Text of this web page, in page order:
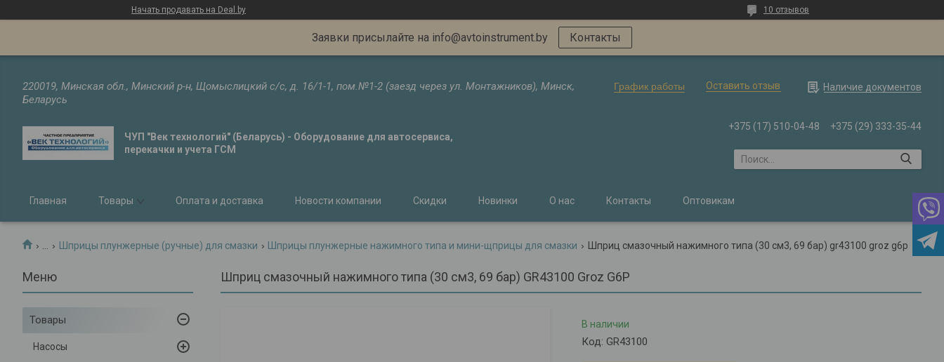
Начать продавать на Deal.by 10 отзывов
Заявки присылайте на info@avtoinstrument.by Контакты
220019, Минская обл., Минский р-н, Щомыслицкий с/с, д. 16/1-1, пом.№1-2 (заезд через ул. Монтажников), Минск,
Беларусь
График работы Оставить отзыв Наличие документов
ЧУП "Век технологий" (Беларусь) - Оборудование для автосервиса,
перекачки и учета ГСМ
+375 (17) 510-04-48 +375 (29) 333-35-44
Главная Товары Оплата и доставка Новости компании Скидки Новинки О нас Контакты Оптовикам
Шприцы плунжерные (ручные) для смазки Шприцы плунжерные нажимного типа и мини-щприцы для смазки Шприц смазочный нажимного типа (30 см3, 69 бар) gr43100 groz g6p
Товары
Насосы
Шприц смазочный нажимного типа (30 см3, 69 бар) GR43100 Groz G6P
В наличии
Код: GR43100